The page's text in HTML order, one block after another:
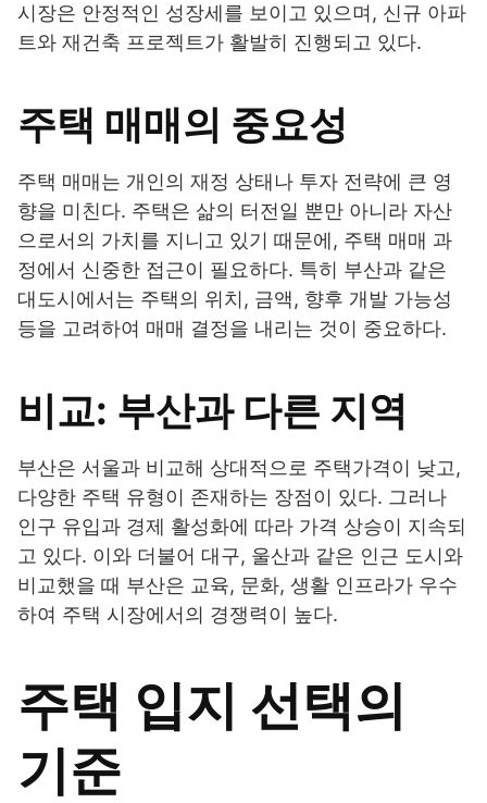
시장은 안정적인 성장세를 보이고 있으며, 신규 아파
트와 재건축 프로젝트가 활발히 진행되고 있다.
주택 매매의 중요성
주택 매매는 개인의 재정 상태나 투자 전략에 큰 영
향을 미친다. 주택은 삶의 터전일 뿐만 아니라 자산
으로서의 가치를 지니고 있기 때문에, 주택 매매 과
정에서 신중한 접근이 필요하다. 특히 부산과 같은
대도시에서는 주택의 위치, 금액, 향후 개발 가능성
등을 고려하여 매매 결정을 내리는 것이 중요하다.
비교: 부산과 다른 지역
부산은 서울과 비교해 상대적으로 주택가격이 낮고,
다양한 주택 유형이 존재하는 장점이 있다. 그러나
인구 유입과 경제 활성화에 따라 가격 상승이 지속되
고 있다. 이와 더불어 대구, 울산과 같은 인근 도시와
비교했을 때 부산은 교육, 문화, 생활 인프라가 우수
하여 주택 시장에서의 경쟁력이 높다.
주택 입지 선택의
기준